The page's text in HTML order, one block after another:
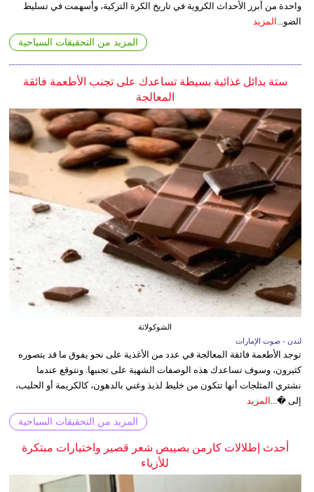
واحدة من أبرز الأحداث الكروية في تاريخ الكرة التركية، وأسهمت في تسليط
الضو... المزيد
المزيد من التحقيقات السياحية
ستة بدائل غذائية بسيطة تساعدك على تجنب الأطعمة فائقة
المعالجة
الشوكولاتة
لندن - صوت الإمارات
توجد الأطعمة فائقة المعالجة في عدد من الأغذية على نحو يفوق ما قد يتصوره
كثيرون، وسوف تساعدك هذه الوصفات الشهية على تجنبها. ونتوقع عندما
نشتري المثلجات أنها تتكون من خليط لذيذ وغني بالدهون، كالكريمة أو الحليب،
إلى �... المزيد
المزيد من التحقيقات السياحية
أحدث إطلالات كارمن بصيبص شعر قصير واختيارات مبتكرة
للأزياء